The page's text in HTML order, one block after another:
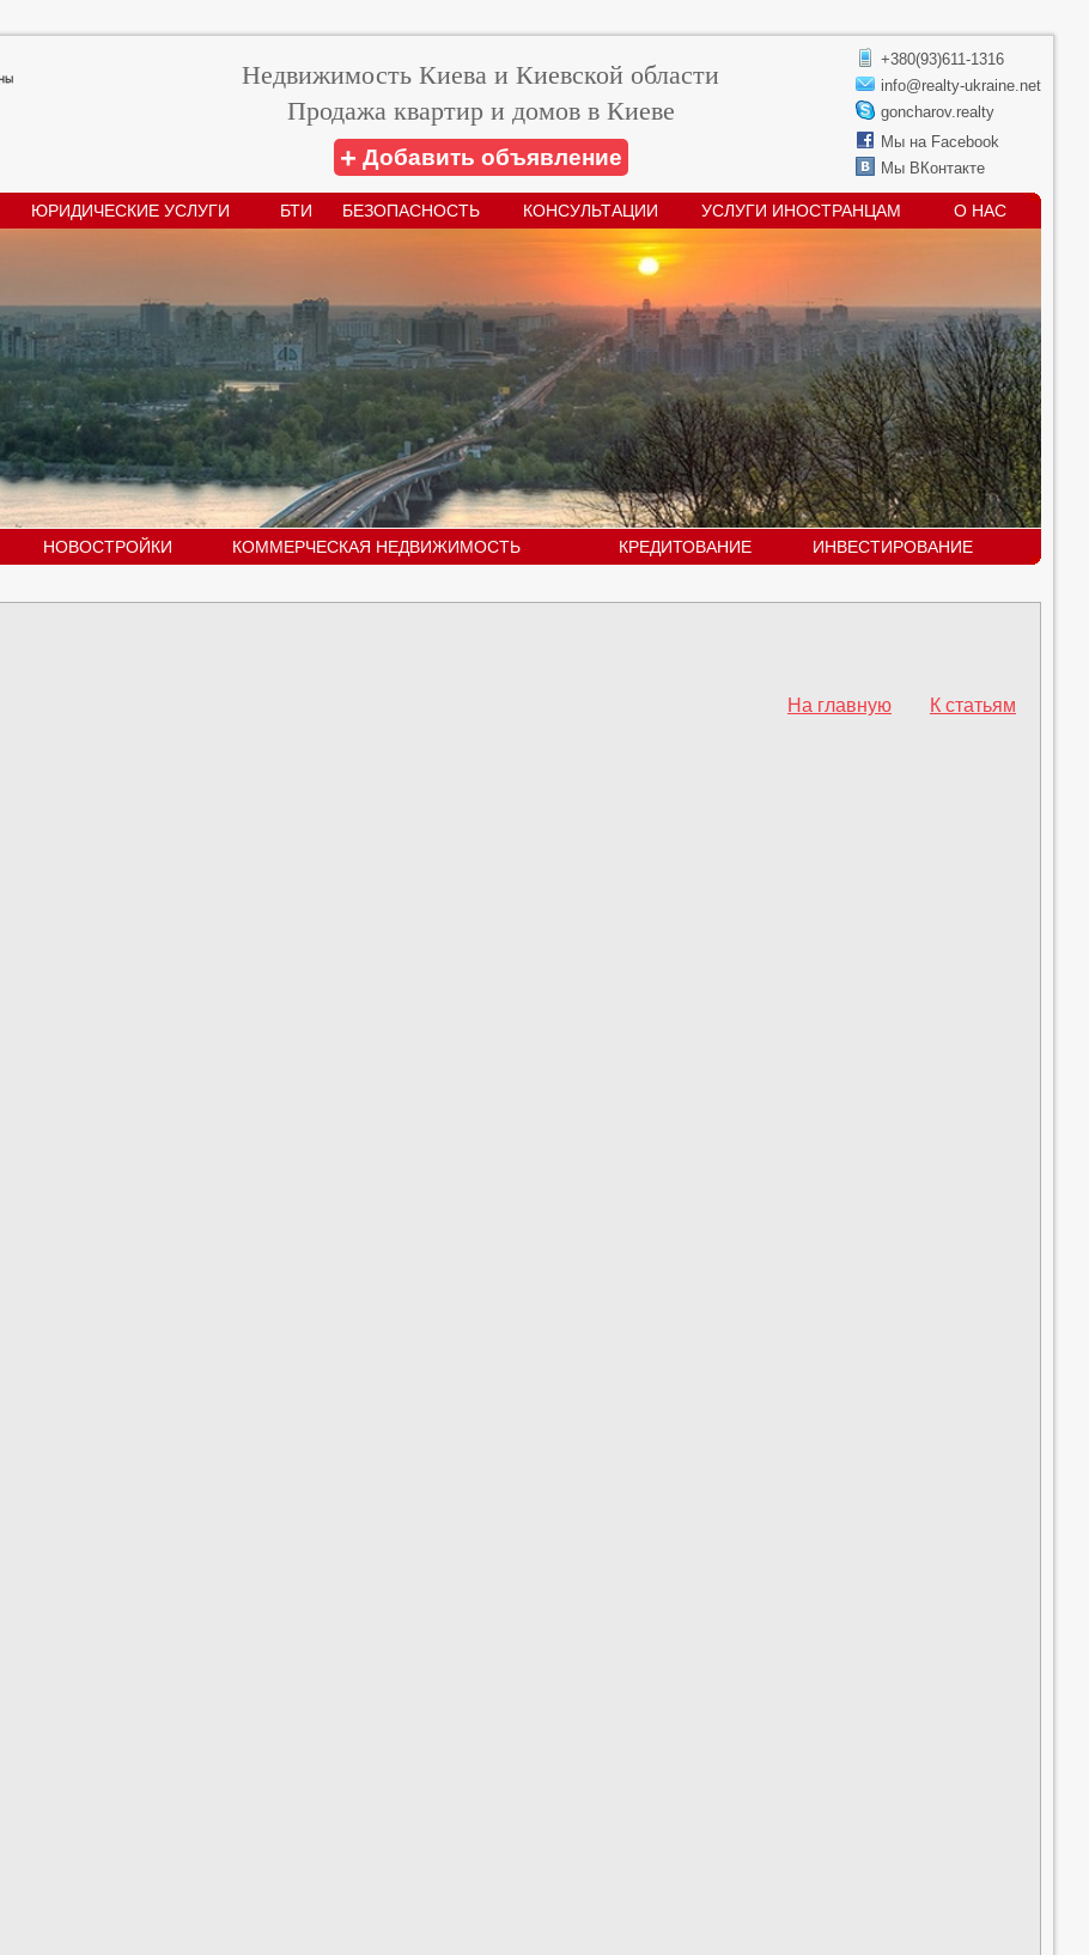
Недвижимость Киева и Киевской области
Продажа квартир и домов в Киеве
+ Добавить объявление
+380(93)611-1316
info@realty-ukraine.net
goncharov.realty
Мы на Facebook
Мы ВКонтакте
ЮРИДИЧЕСКИЕ УСЛУГИ БТИ БЕЗОПАСНОСТЬ КОНСУЛЬТАЦИИ УСЛУГИ ИНОСТРАНЦАМ О НАС
НОВОСТРОЙКИ КОММЕРЧЕСКАЯ НЕДВИЖИМОСТЬ КРЕДИТОВАНИЕ ИНВЕСТИРОВАНИЕ
На главную К статьям